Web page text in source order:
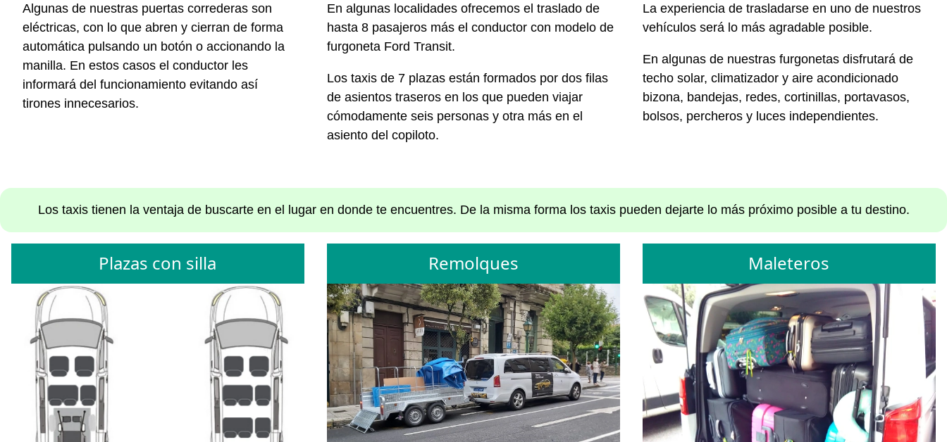
Algunas de nuestras puertas correderas son
eléctricas, con lo que abren y cierran de forma
automática pulsando un botón o accionando la
manilla. En estos casos el conductor les
informará del funcionamiento evitando así
tirones innecesarios.
En algunas localidades ofrecemos el traslado de
hasta 8 pasajeros más el conductor con modelo de
furgoneta Ford Transit.
Los taxis de 7 plazas están formados por dos filas
de asientos traseros en los que pueden viajar
cómodamente seis personas y otra más en el
asiento del copiloto.
La experiencia de trasladarse en uno de nuestros
vehículos será lo más agradable posible.
En algunas de nuestras furgonetas disfrutará de
techo solar, climatizador y aire acondicionado
bizona, bandejas, redes, cortinillas, portavasos,
bolsos, percheros y luces independientes.
Los taxis tienen la ventaja de buscarte en el lugar en donde te encuentres. De la misma forma los taxis pueden dejarte lo más próximo posible a tu destino.
Plazas con silla Remolques Maleteros